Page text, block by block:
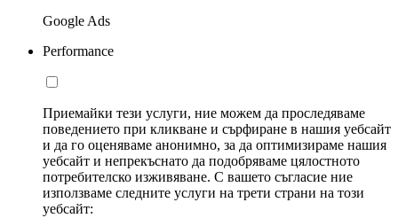
Google Ads
Performance
Приемайки тези услуги, ние можем да проследяваме
поведението при кликване и сърфиране в нашия уебсайт
и да го оценяваме анонимно, за да оптимизираме нашия
уебсайт и непрекъснато да подобряваме цялостното
потребителско изживяване. С вашето съгласие ние
използваме следните услуги на трети страни на този
уебсайт: